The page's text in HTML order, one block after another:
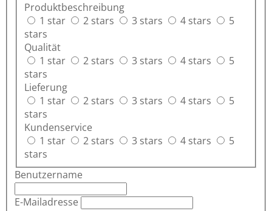
Produktbeschreibung
1 star
2 stars 3 stars 4 stars
5
stars
Qualität
1 star
2 stars 3 stars 4 stars
5
stars
Lieferung
1 star
2 stars 3 stars 4 stars
5
stars
Kundenservice
1 star
2 stars 3 stars 4 stars
5
stars
Benutzername
E-Mailadresse